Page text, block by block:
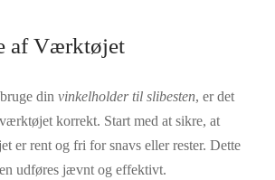
af Værktøjet
din vinkelholder til slibesten, er det
korrekt. Start med at sikre, at
er rent og fri for snavs eller rester. Dette
udføres jævnt og effektivt.